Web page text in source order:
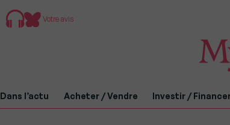
Votre avis
Dans l’actu Acheter / Vendre Investir /